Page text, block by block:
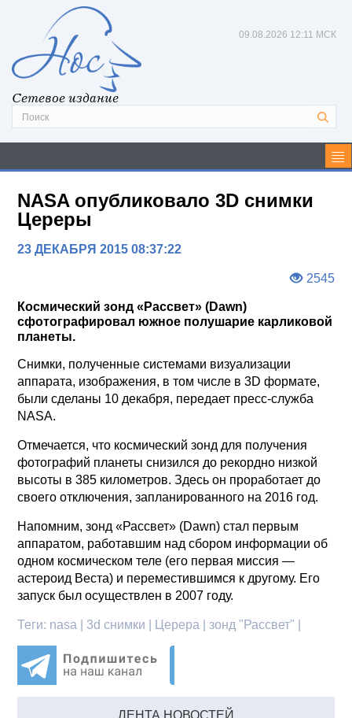
Сетевое издание
09.08.2026 12:11 МСК
NASA опубликовало 3D снимки
Цереры
23 ДЕКАБРЯ 2015 08:37:22
2545
Космический зонд «Рассвет» (Dawn)
сфотографировал южное полушарие карликовой
планеты.
Снимки, полученные системами визуализации
аппарата, изображения, в том числе в 3D формате,
были сделаны 10 декабря, передает пресс-служба
NASA.
Отмечается, что космический зонд для получения
фотографий планеты снизился до рекордно низкой
высоты в 385 километров. Здесь он проработает до
своего отключения, запланированного на 2016 год.
Напомним, зонд «Рассвет» (Dawn) стал первым
аппаратом, работавшим над сбором информации об
одном космическом теле (его первая миссия —
астероид Веста) и переместившимся к другому. Его
запуск был осуществлен в 2007 году.
Теги: nasa | 3d снимки | Церера | зонд "Рассвет" |
ЛЕНТА НОВОСТЕЙ